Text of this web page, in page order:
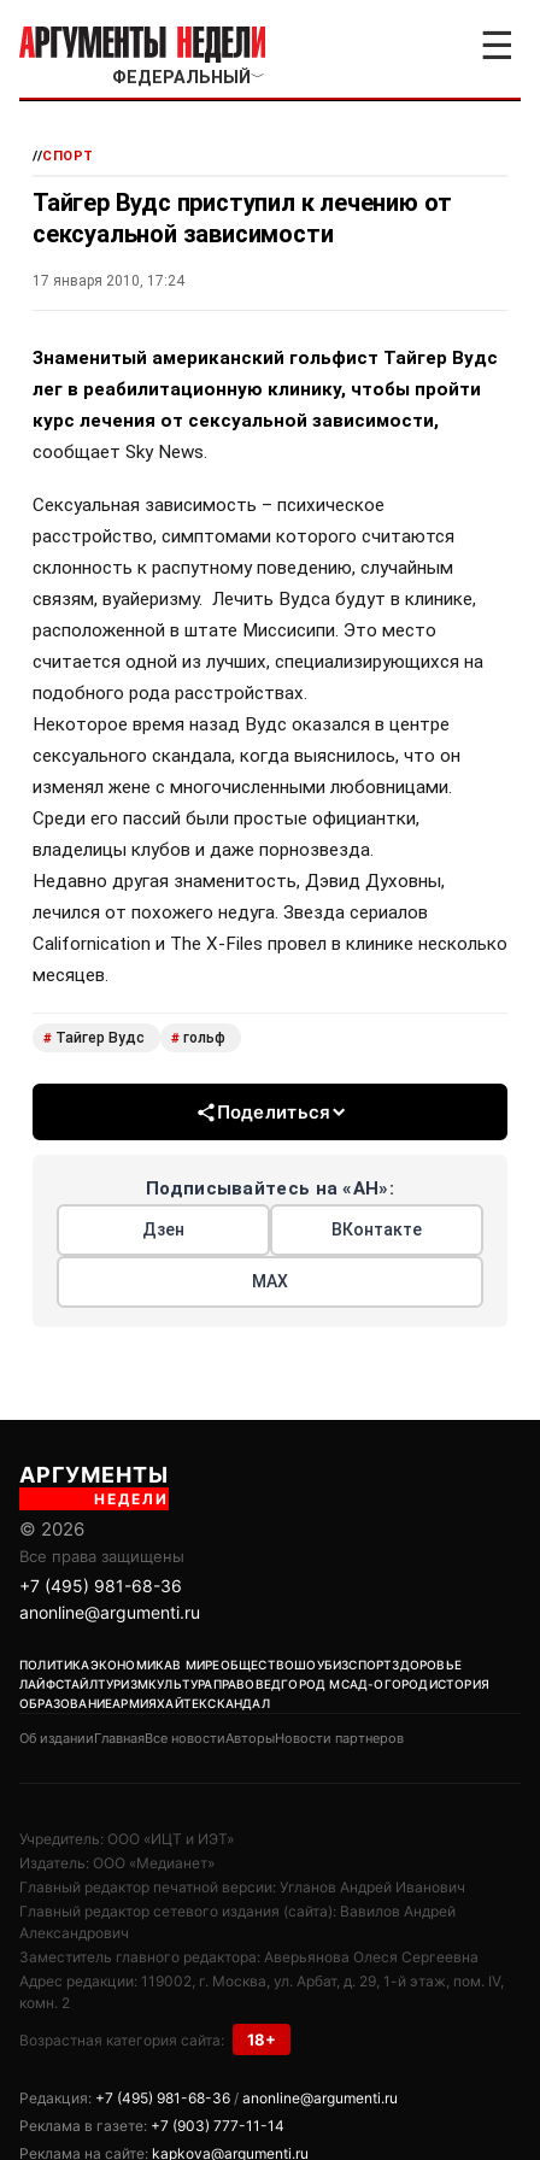
ФЕДЕРАЛЬНЫЙ ﹀
☰
//СПОРТ
Тайгер Вудс приступил к лечению от
сексуальной зависимости
17 января 2010, 17:24
Знаменитый американский гольфист Тайгер Вудс
лег в реабилитационную клинику, чтобы пройти
курс лечения от сексуальной зависимости,
сообщает Sky News.
Сексуальная зависимость – психическое
расстройство, симптомами которого считаются
склонность к распутному поведению, случайным
связям, вуайеризму. Лечить Вудса будут в клинике,
расположенной в штате Миссисипи. Это место
считается одной из лучших, специализирующихся на
подобного рода расстройствах.
Некоторое время назад Вудс оказался в центре
сексуального скандала, когда выяснилось, что он
изменял жене с многочисленными любовницами.
Среди его пассий были простые официантки,
владелицы клубов и даже порнозвезда.
Недавно другая знаменитость, Дэвид Духовны,
лечился от похожего недуга. Звезда сериалов
Californication и The X-Files провел в клинике несколько
месяцев.
# Тайгер Вудс # гольф
Поделиться
Подписывайтесь на «АН»:
Дзен ВКонтакте
МАХ
АРГУМЕНТЫ
НЕДЕЛИ
© 2026
Все права защищены
+7 (495) 981-68-36
anonline@argumenti.ru
ПОЛИТИКАЭКОНОМИКАВ МИРЕОБЩЕСТВОШОУБИЗСПОРТЗДОРОВЬЕ
ЛАЙФСТАЙЛТУРИЗМКУЛЬТУРАПРАВОВЕДГОРОД МСАД-ОГОРОДИСТОРИЯ
ОБРАЗОВАНИЕАРМИЯХАЙТЕКСКАНДАЛ
Об изданииГлавнаяВсе новостиАвторыНовости партнеров
Учредитель: ООО «ИЦТ и ИЭТ»
Издатель: ООО «Медианет»
Главный редактор печатной версии: Угланов Андрей Иванович
Главный редактор сетевого издания (сайта): Вавилов Андрей
Александрович
Заместитель главного редактора: Аверьянова Олеся Сергеевна
Адрес редакции: 119002, г. Москва, ул. Арбат, д. 29, 1-й этаж, пом. IV,
комн. 2
Возрастная категория сайта: 18+
Редакция: +7 (495) 981-68-36 / anonline@argumenti.ru
Реклама в газете: +7 (903) 777-11-14
Реклама на сайте: kapkova@argumenti.ru